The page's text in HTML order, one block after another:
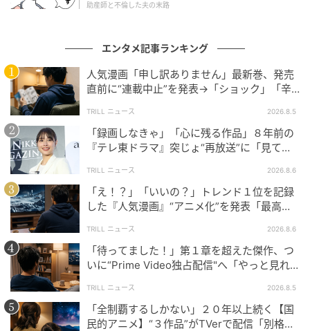
てやばい」など、貴人役の森次政裕さんへの絶賛コメ
ントも目立ちました。
第5話は5月14日（木）放送！配信もチェッ
ク！
第5話は5月14日（木）24時59分から放送予定。次回
もどんなドキドキの展開が待っているのか、楽しみで
すね！
1話～3話と最新話は「TVer」にて無料配信中。さら
に、「FOD」では見放題独占配信が行われています。
まだご覧になっていない方は、ぜひチェックしてみて
はいかがでしょうか？
助産師と不倫した夫の末路
エンタメ記事ランキング
人気漫画「申し訳ありません」最新巻、発売
直前に“連載中止”を発表→「ショック」「辛
TRILL ニュース 2026.8.5
「録画しなきゃ」「心に残る作品」８年前の
『テレ東ドラマ』突じょ“再放送”に「見てほ
TRILL ニュース 2026.8.6
「え！？」「いいの？」トレンド１位を記録
した『人気漫画』“アニメ化”を発表「最高す
TRILL ニュース 2026.8.6
「待ってました！」第１章を超えた傑作、つ
いに“Prime Video独占配信"へ「やっと見れ
TRILL ニュース 2026.8.5
「全制覇するしかない」２０年以上続く【国
民的アニメ】“３作品”がTVerで配信「別格」